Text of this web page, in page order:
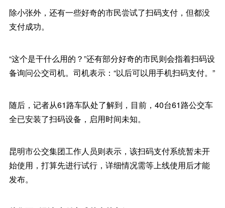
除小张外，还有一些好奇的市民尝试了扫码支付，但都没
支付成功。
“这个是干什么用的？”还有部分好奇的市民则会指着扫码设
备询问公交司机。司机表示：“以后可以用手机扫码支付。”
随后，记者从61路车队处了解到，目前，40台61路公交车
全已安装了扫码设备，启用时间未知。
昆明市公交集团工作人员则表示，该扫码支付系统暂未开
始使用，打算先进行试行，详细情况需等上线使用后才能
发布。